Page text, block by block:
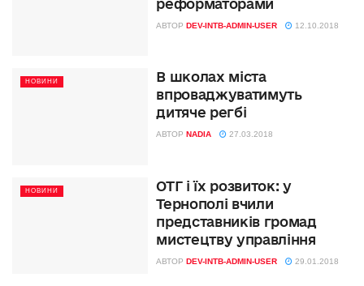
реформаторами
АВТОР DEV-INTB-ADMIN-USER 12.10.2018
НОВИНИ
В школах міста
впроваджуватимуть
дитяче регбі
АВТОР NADIA 27.03.2018
НОВИНИ
ОТГ і їх розвиток: у
Тернополі вчили
представників громад
мистецтву управління
АВТОР DEV-INTB-ADMIN-USER 29.01.2018